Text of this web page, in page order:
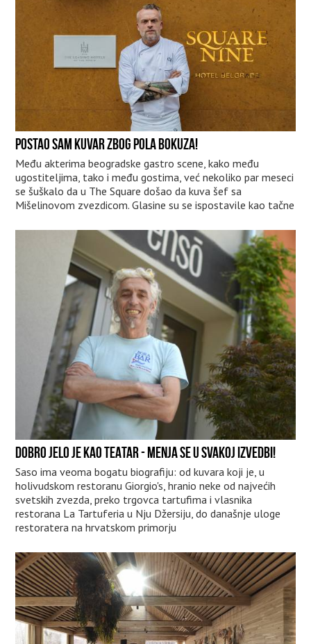
POSTAO SAM KUVAR ZBOG POLA BOKUZA!
Među akterima beogradske gastro scene, kako među
ugostiteljima, tako i među gostima, već nekoliko par meseci
se šuškalo da u The Square došao da kuva šef sa
Mišelinovom zvezdicom. Glasine su se ispostavile kao tačne
DOBRO JELO JE KAO TEATAR - MENJA SE U SVAKOJ IZVEDBI!
Saso ima veoma bogatu biografiju: od kuvara koji je, u
holivudskom restoranu Giorgio's, hranio neke od najvećih
svetskih zvezda, preko trgovca tartufima i vlasnika
restorana La Tartuferia u Nju Džersiju, do današnje uloge
restoratera na hrvatskom primorju